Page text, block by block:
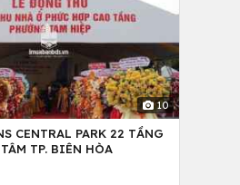
10
CENTRAL PARK 22 TẦNG
TP. BIÊN HÒA